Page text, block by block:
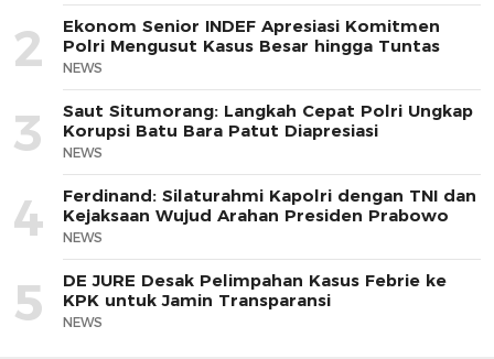
2
Ekonom Senior INDEF Apresiasi Komitmen
Polri Mengusut Kasus Besar hingga Tuntas
NEWS
3
Saut Situmorang: Langkah Cepat Polri Ungkap
Korupsi Batu Bara Patut Diapresiasi
NEWS
4
Ferdinand: Silaturahmi Kapolri dengan TNI dan
Kejaksaan Wujud Arahan Presiden Prabowo
NEWS
5
DE JURE Desak Pelimpahan Kasus Febrie ke
KPK untuk Jamin Transparansi
NEWS